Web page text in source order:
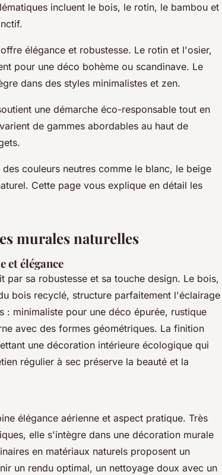
incluent le bois, le rotin, le bambou et
élégance et robustesse. Le rotin et l'osier,
pour une déco bohème ou scandinave. Le
dans des styles minimalistes et zen.
une démarche éco-responsable tout en
de gammes abordables au haut de
couleurs neutres comme le blanc, le beige
Cette page vous explique en détail les
murales naturelles
et élégance
par sa robustesse et sa touche design. Le bois,
bois recyclé, structure parfaitement l'éclairage
: minimaliste pour une déco épurée, rustique
avec des formes géométriques. La finition
une décoration intérieure écologique qui
régulier à sec préserve la beauté et la
élégance aérienne et aspect pratique. Très
elle s'intègre dans une décoration murale
en matériaux naturels proposent un
un rendu optimal, un nettoyage doux avec un